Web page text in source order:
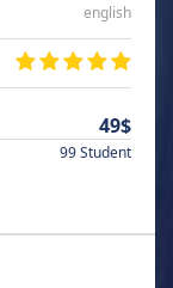
english
49$
99 Student